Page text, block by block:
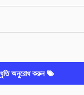
অনুরোধ করুন